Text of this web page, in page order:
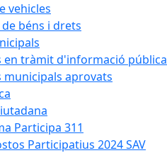
vehicles
béns i drets
en tràmit d'informació pública
municipals aprovats
Participa 311
Participatius 2024 SAV